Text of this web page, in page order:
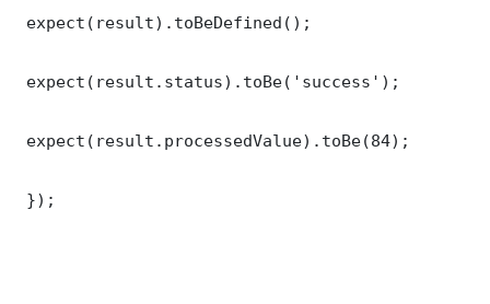
expect(result).toBeDefined();
expect(result.status).toBe('success');
expect(result.processedValue).toBe(84);
});